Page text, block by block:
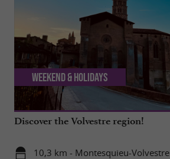
Discover the Volvestre region!
10,3 km - Montesquieu-Volvestre
Weekend & Holidays